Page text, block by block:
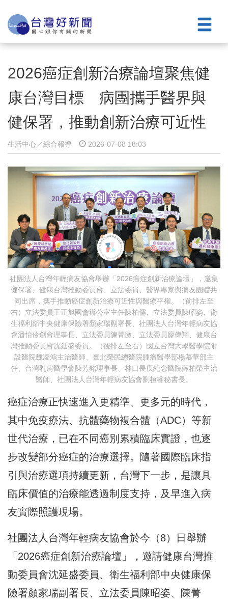
2026癌症創新治療論壇聚焦健
康台灣目標 病團攜手醫界與
健保署，推動創新治療可近性
生活中心／綜合報導 2026-07-08 18:03
社團法人台灣年輕病友協會舉辦「2026癌症創新治療論壇」，邀集
健保署、健康台灣推動委員會、立法委員、醫界專家與病友團體共
同出席，攜手推動癌症創新治療可近性與醫療平權。（前排左至
右）立法委員王正旭國會辦公室主任陳柏儒、立法委員陳昭姿、衛
生福利部中央健康保險署顏家瑞副署長、社團法人台灣年輕病友協
會潘怡伶創會理事長、立法委員陳菁徽、立法委員廖偉翔、健康台
灣推動委員會沈延盛委員。（後排左至右）國立台灣大學醫學院附
設醫院魏凌鴻主治醫師、臺北榮民總醫院腫瘤醫學部楊慕華部主
任、台灣乳房醫學會陳芳銘理事長、林口長庚紀念醫院蘇柏榮主治
醫師、社團法人台灣年輕病友協會劉桓睿秘書長。
癌症治療正快速進入更精準、更多元的時代，
其中免疫療法、抗體藥物複合體（ADC）等新
世代治療，已在不同癌別累積臨床實證，也逐
步改變部分癌症的治療選擇。隨著國際臨床指
引與治療選項持續更新，台灣下一步，是讓具
臨床價值的治療能透過制度支持，及早進入病
友實際照護現場。
社團法人台灣年輕病友協會於今（8）日舉辦
「2026癌症創新治療論壇」，邀請健康台灣推
動委員會沈延盛委員、衛生福利部中央健康保
險署顏家瑞副署長、立法委員陳昭姿、陳菁